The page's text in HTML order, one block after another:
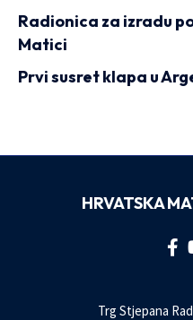
Radionica za izradu
Matici
Prvi susret klapa u
HRVATSKA
Trg Stjepana